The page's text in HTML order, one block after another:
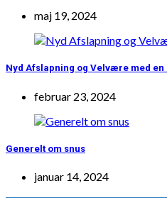
maj 19, 2024
Nyd Afslapning og Velvære med en
februar 23, 2024
Generelt om snus
januar 14, 2024